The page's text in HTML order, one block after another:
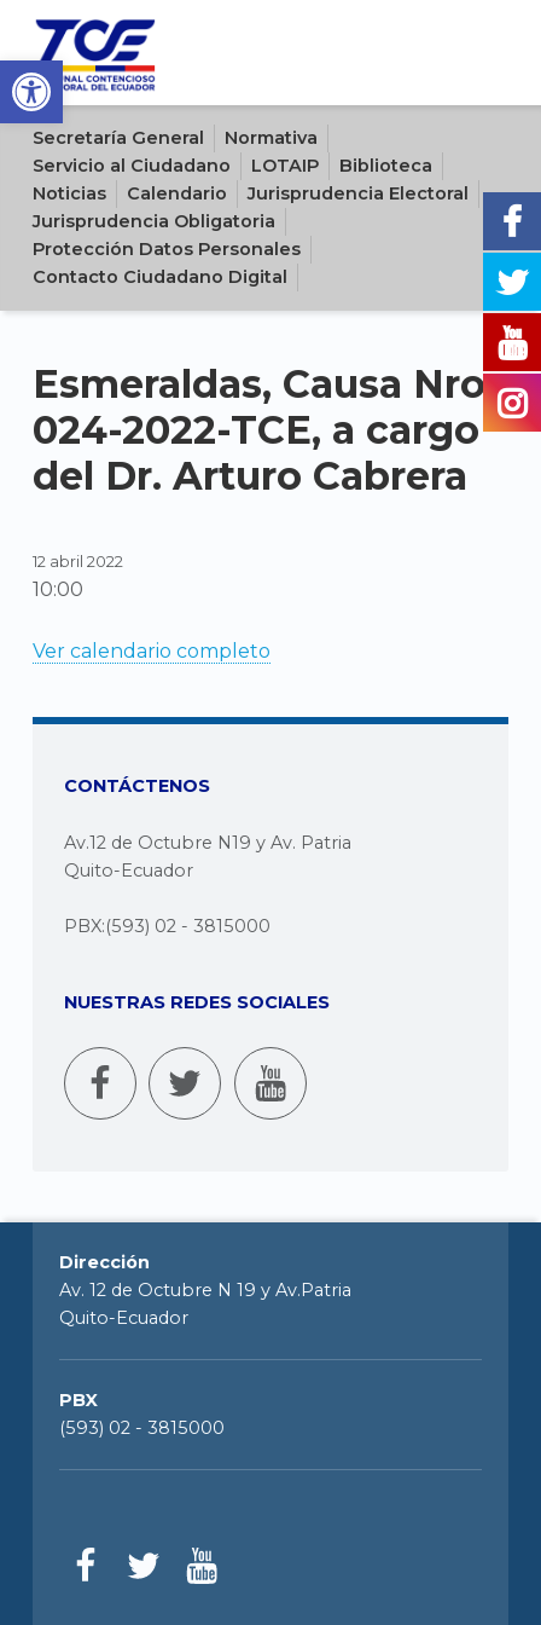
Open toolbar
Sitio oficial del Tribunal Contencioso Electoral del Ecuador
Secretaría General
Normativa
Servicio al Ciudadano
LOTAIP
Biblioteca
Noticias
Calendario
Jurisprudencia Electoral
Jurisprudencia Obligatoria
Protección Datos Personales
Contacto Ciudadano Digital
Esmeraldas, Causa Nro.
024-2022-TCE, a cargo
del Dr. Arturo Cabrera
12 abril 2022
10:00
Ver calendario completo
CONTÁCTENOS
Av.12 de Octubre N19 y Av. Patria
Quito-Ecuador
PBX:(593) 02 - 3815000
NUESTRAS REDES SOCIALES
Dirección
Av. 12 de Octubre N 19 y Av.Patria
Quito-Ecuador
PBX
(593) 02 - 3815000